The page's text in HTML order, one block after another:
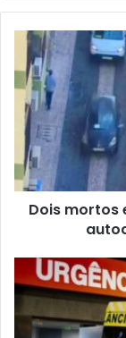
Dois mortos